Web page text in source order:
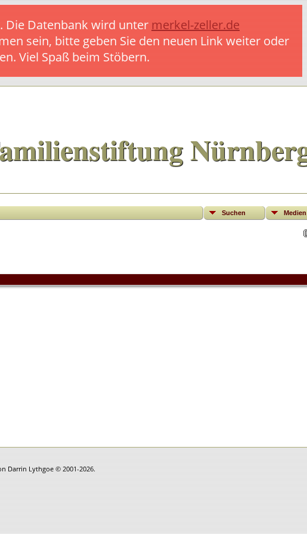
Die Datenbank wird unter merkel-zeller.de
sein, bitte geben Sie den neuen Link weiter oder
Viel Spaß beim Stöbern.
Suchen Medien
Darrin Lythgoe © 2001-2026.